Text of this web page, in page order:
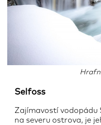
Selfoss
Zajímavostí vodopádu
na severu ostrova, je